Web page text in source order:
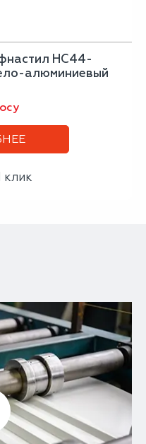
НС44-
алюминиевый
клик